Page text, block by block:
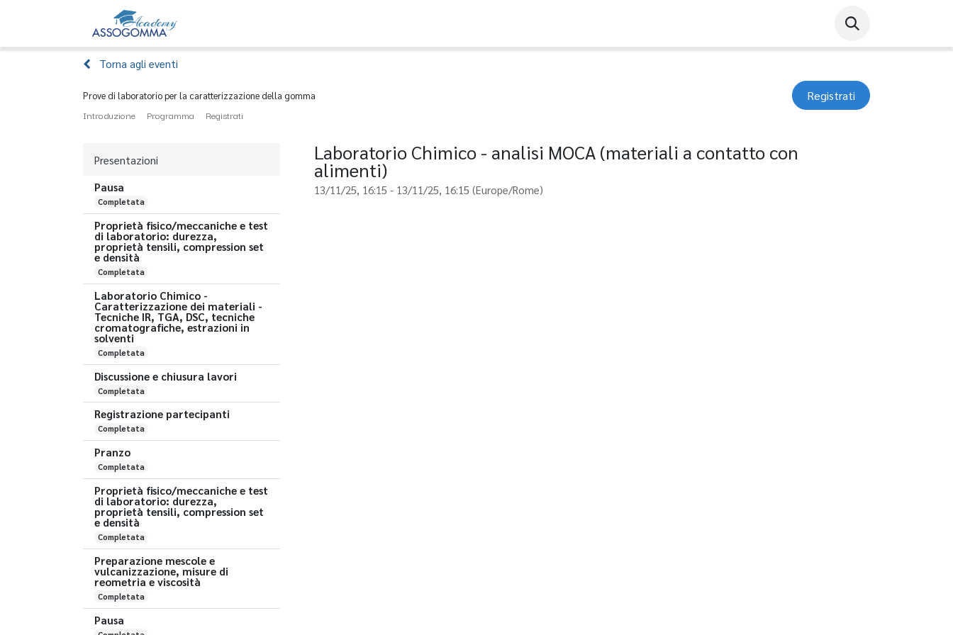
Torna agli eventi
Prove di laboratorio per la caratterizzazione della gomma Registrati
Introduzione Programma Registrati
Presentazioni
Pausa
Completata
Proprietà fisico/meccaniche e test
di laboratorio: durezza,
proprietà tensili, compression set
e densità
Completata
Laboratorio Chimico -
Caratterizzazione dei materiali -
Tecniche IR, TGA, DSC, tecniche
cromatografiche, estrazioni in
solventi
Completata
Discussione e chiusura lavori
Completata
Registrazione partecipanti
Completata
Pranzo
Completata
Proprietà fisico/meccaniche e test
di laboratorio: durezza,
proprietà tensili, compression set
e densità
Completata
Preparazione mescole e
vulcanizzazione, misure di
reometria e viscosità
Completata
Pausa
Laboratorio Chimico - analisi MOCA (materiali a contatto con
alimenti)
13/11/25, 16:15- 13/11/25, 16:15(Europe/Rome)